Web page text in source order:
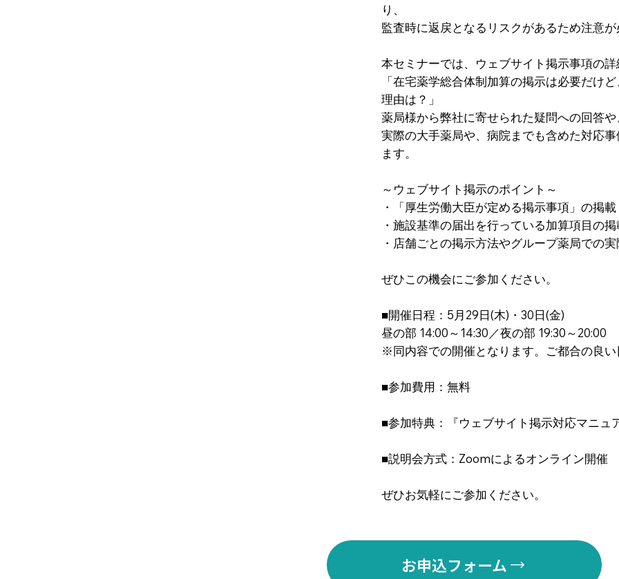
り、
監査時に返戻となるリスクがあるため注意が
本セミナーでは、ウェブサイト掲示事項の詳
「在宅薬学総合体制加算の掲示は必要だけ
理由は？」
薬局様から弊社に寄せられた疑問への回答や
実際の大手薬局や、病院までも含めた対応
ます。
～ウェブサイト掲示のポイント～
・「厚生労働大臣が定める掲示事項」の掲載
・施設基準の届出を行っている加算項目の掲
・店舗ごとの掲示方法やグループ薬局での
ぜひこの機会にご参加ください。
■開催日程：5月29日(木)・30日(金)
昼の部 14:00～14:30／夜の部 19:30～20:00
※同内容での開催となります。ご都合の良い
■参加費用：無料
■参加特典：『ウェブサイト掲示対応マニュ
■説明会方式：Zoomによるオンライン開
ぜひお気軽にご参加ください。
お申込フォーム